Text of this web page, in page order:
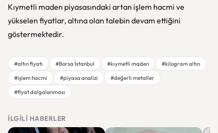
Kıymetli maden piyasasındaki artan işlem hacmi ve
yükselen fiyatlar, altına olan talebin devam ettiğini
göstermektedir.
#altın fiyatı #Borsa İstanbul #kıymetli maden
#kilogram altın
#işlem hacmi
#piyasa analizi
#değerli metaller
#fiyat dalgalanması
İLGILI HABERLER